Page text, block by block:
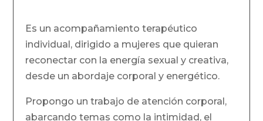
Es un acompañamiento terapéutico
individual, dirigido a mujeres que quieran
reconectar con la energía sexual y creativa,
desde un abordaje corporal y energético.
Propongo un trabajo de atención corporal,
abarcando temas como la intimidad, el